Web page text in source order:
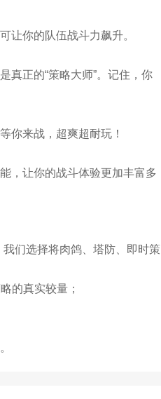
让你的队伍战斗力飙升。
真正的“策略大师”。记住，你
你来战，超爽超耐玩！
，让你的战斗体验更加丰富多
们选择将肉鸽、塔防、即时策
的真实较量；